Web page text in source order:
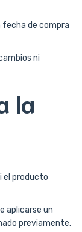
fecha de compra
ni
la
el producto
aplicarse un
previamente.